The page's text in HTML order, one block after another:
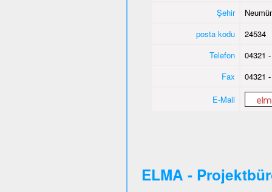
Şehir
posta kodu
24534
Telefon
04321
Fax
04321
E-Mail
ELMA -